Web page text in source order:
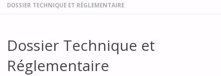
DOSSIER TECHNIQUE ET RÉGLEMENTAIRE
Dossier Technique et
Réglementaire